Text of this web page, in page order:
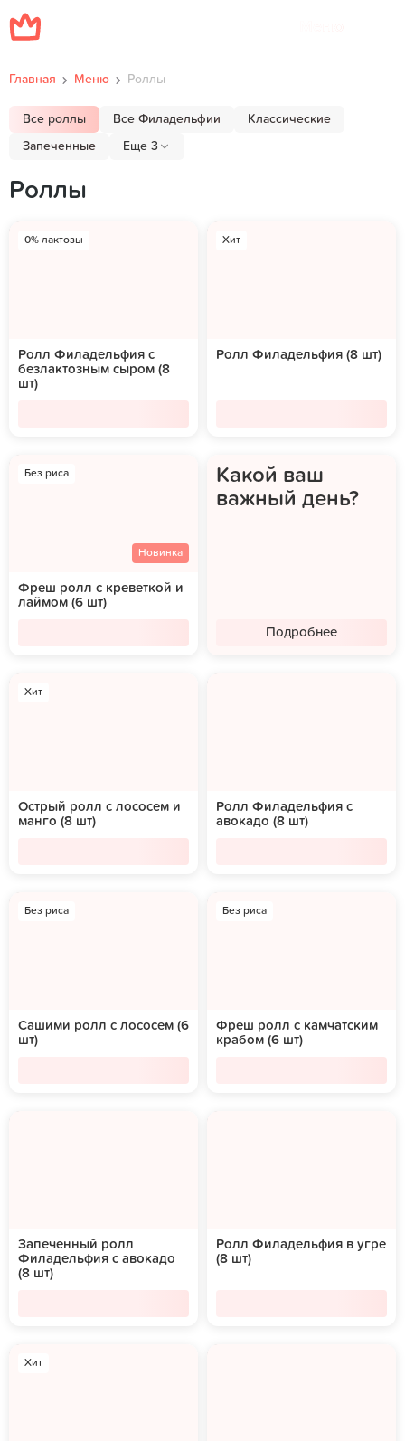
Главная Меню Роллы
Все роллы Все Филадельфии Классические
Запеченные Еще 3
Роллы
0% лактозы
Ролл Филадельфия с
безлактозным сыром (8
шт)
Хит
Ролл Филадельфия (8 шт)
Без риса
Новинка
Фреш ролл с креветкой и
лаймом (6 шт)
Какой ваш
важный день?
Подробнее
Хит
Острый ролл с лососем и
манго (8 шт)
Ролл Филадельфия с
авокадо (8 шт)
Без риса
Сашими ролл с лососем (6
шт)
Без риса
Фреш ролл с камчатским
крабом (6 шт)
Запеченный ролл
Филадельфия с авокадо
(8 шт)
Ролл Филадельфия в угре
(8 шт)
Хит